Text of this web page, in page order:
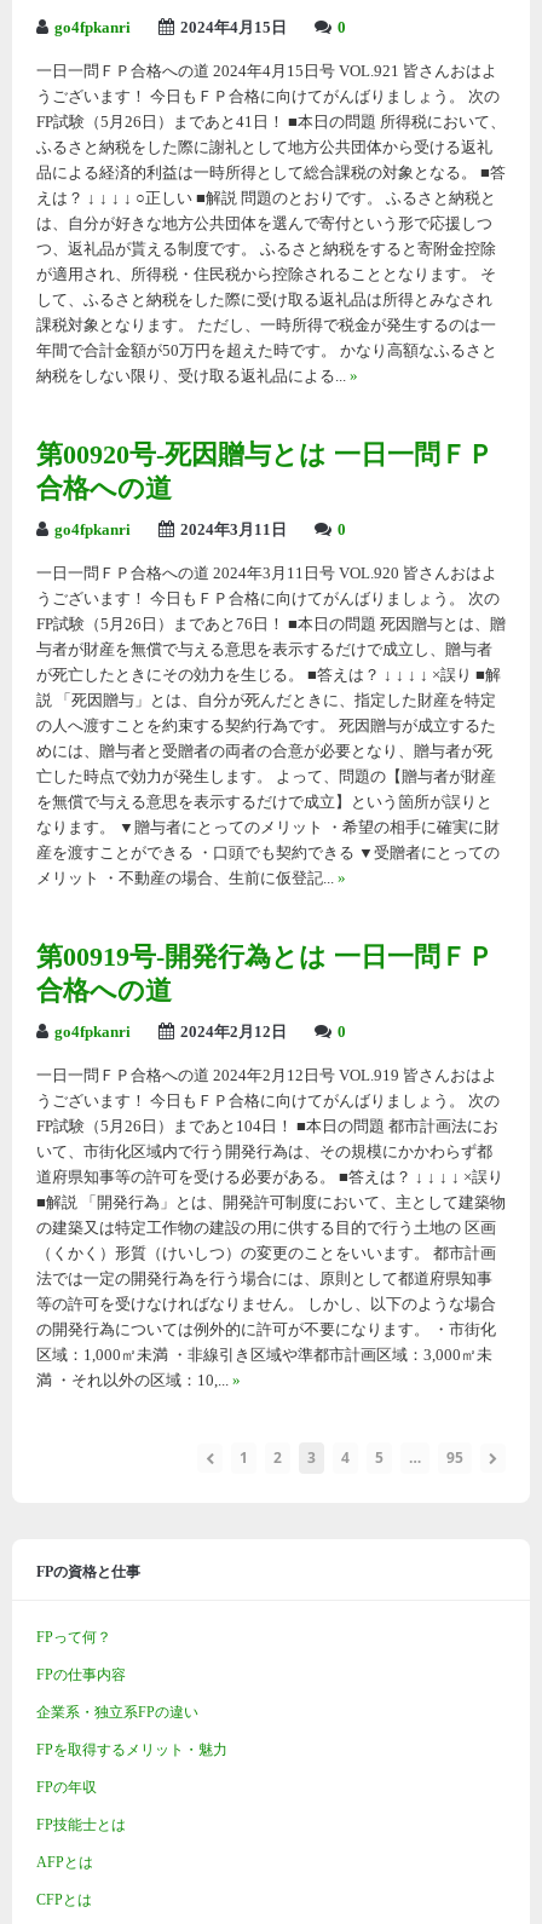
go4fpkanri 2024年4月15日 0
一日一問ＦＰ合格への道 2024年4月15日号 VOL.921 皆さんおはよ
うございます！ 今日もＦＰ合格に向けてがんばりましょう。 次の
FP試験（5月26日）まであと41日！ ■本日の問題 所得税において、
ふるさと納税をした際に謝礼として地方公共団体から受ける返礼
品による経済的利益は一時所得として総合課税の対象となる。 ■答
えは？ ↓ ↓ ↓ ↓ ○正しい ■解説 問題のとおりです。 ふるさと納税と
は、自分が好きな地方公共団体を選んで寄付という形で応援しつ
つ、返礼品が貰える制度です。 ふるさと納税をすると寄附金控除
が適用され、所得税・住民税から控除されることとなります。 そ
して、ふるさと納税をした際に受け取る返礼品は所得とみなされ
課税対象となります。 ただし、一時所得で税金が発生するのは一
年間で合計金額が50万円を超えた時です。 かなり高額なふるさと
納税をしない限り、受け取る返礼品による... »
第00920号-死因贈与とは 一日一問ＦＰ
合格への道
go4fpkanri 2024年3月11日 0
一日一問ＦＰ合格への道 2024年3月11日号 VOL.920 皆さんおはよ
うございます！ 今日もＦＰ合格に向けてがんばりましょう。 次の
FP試験（5月26日）まであと76日！ ■本日の問題 死因贈与とは、贈
与者が財産を無償で与える意思を表示するだけで成立し、贈与者
が死亡したときにその効力を生じる。 ■答えは？ ↓ ↓ ↓ ↓ ×誤り ■解
説 「死因贈与」とは、自分が死んだときに、指定した財産を特定
の人へ渡すことを約束する契約行為です。 死因贈与が成立するた
めには、贈与者と受贈者の両者の合意が必要となり、贈与者が死
亡した時点で効力が発生します。 よって、問題の【贈与者が財産
を無償で与える意思を表示するだけで成立】という箇所が誤りと
なります。 ▼贈与者にとってのメリット ・希望の相手に確実に財
産を渡すことができる ・口頭でも契約できる ▼受贈者にとっての
メリット ・不動産の場合、生前に仮登記... »
第00919号-開発行為とは 一日一問ＦＰ
合格への道
go4fpkanri 2024年2月12日 0
一日一問ＦＰ合格への道 2024年2月12日号 VOL.919 皆さんおはよ
うございます！ 今日もＦＰ合格に向けてがんばりましょう。 次の
FP試験（5月26日）まであと104日！ ■本日の問題 都市計画法にお
いて、市街化区域内で行う開発行為は、その規模にかかわらず都
道府県知事等の許可を受ける必要がある。 ■答えは？ ↓ ↓ ↓ ↓ ×誤り
■解説 「開発行為」とは、開発許可制度において、主として建築物
の建築又は特定工作物の建設の用に供する目的で行う土地の 区画
（くかく）形質（けいしつ）の変更のことをいいます。 都市計画
法では一定の開発行為を行う場合には、原則として都道府県知事
等の許可を受けなければなりません。 しかし、以下のような場合
の開発行為については例外的に許可が不要になります。 ・市街化
区域：1,000㎡未満 ・非線引き区域や準都市計画区域：3,000㎡未
満 ・それ以外の区域：10,... »
1 2 3 4 5 … 95
FPの資格と仕事
FPって何？
FPの仕事内容
企業系・独立系FPの違い
FPを取得するメリット・魅力
FPの年収
FP技能士とは
AFPとは
CFPとは